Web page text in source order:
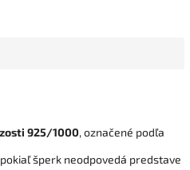
925/1000, označené podľa
šperk neodpovedá predstave